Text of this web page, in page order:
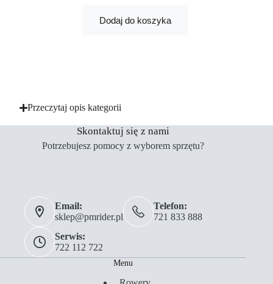
Dodaj do koszyka
Przeczytaj opis kategorii
Skontaktuj się z nami
Potrzebujesz pomocy z wyborem sprzętu?
Email:
sklep@pmrider.pl
Telefon:
721 833 888
Serwis:
722 112 722
Menu